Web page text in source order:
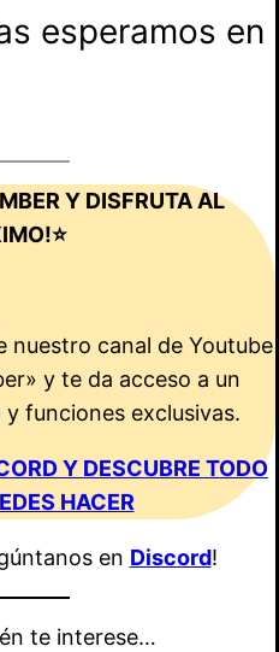
esperamos en
Y DISFRUTA AL
nuestro canal de Youtube
y te da acceso a un
funciones exclusivas.
Y DESCUBRE TODO
HACER
en Discord!
te interese…